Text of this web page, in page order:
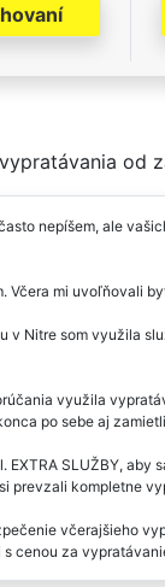
od
nepíšem, ale
Včera mi uvoľňovali
v Nitre som využila
využila
po sebe aj
EXTRA SLUŽBY, aby
prevzali kompletne
včerajšieho
cenou za